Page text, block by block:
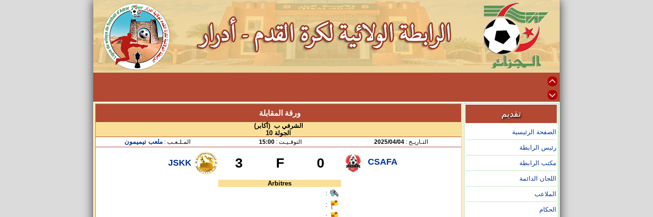
تقديم
الصفحة الرئيسية
رئيس الرابطة
مكتب الرابطة
اللجان الدائمة
الملاعب
الحكام
ورقة المقابلة
الشرفي ب (أكابر)
الجولة 10
التـاريـخ : 2025/04/04 التوقـيـت :15:00 المـلـعـب : ملعب تيميمون
CSAFA
0
F
3
JSKK
Arbitres
:
: